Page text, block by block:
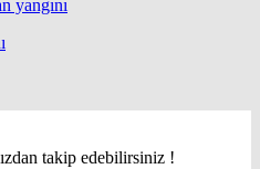
takip edebilirsiniz !